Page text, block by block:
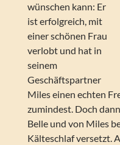
wünschen kann: Er
ist erfolgreich, mit
einer schönen Frau
verlobt und hat in
seinem
Geschäftspartner
Miles einen echten
zumindest. Doch
Belle und von Miles
Kälteschlaf versetzt.